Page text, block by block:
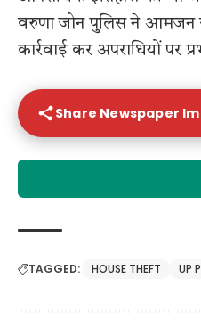
वरुणा जोन पुलिस ने आमजन
कार्रवाई कर अपराधियों पर
Share Newspaper
TAGGED: HOUSE THEFT UP